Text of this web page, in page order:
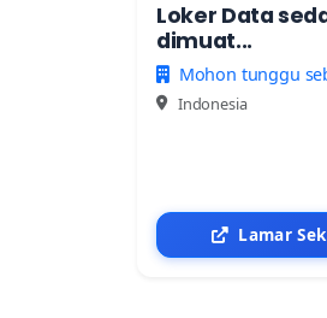
Loker Data
dimuat...
Mohon tunggu
Indonesia
Lamar